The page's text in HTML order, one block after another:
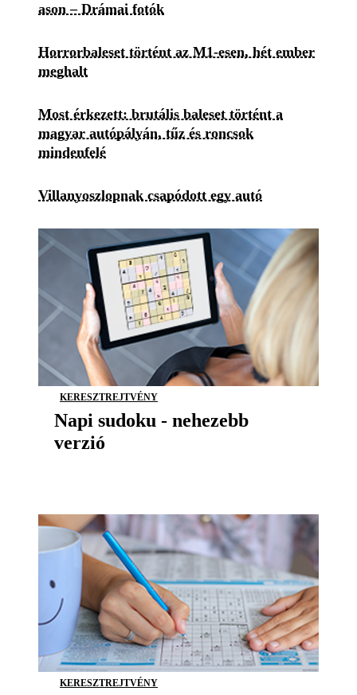
ason – Drámai fotók
Horrorbaleset történt az M1-esen, hét ember
meghalt
Most érkezett: brutális baleset történt a
magyar autópályán, tűz és roncsok
mindenfelé
Villanyoszlopnak csapódott egy autó
KERESZTREJTVÉNY
Napi sudoku - nehezebb
verzió
KERESZTREJTVÉNY